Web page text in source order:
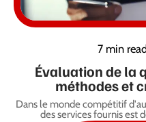
7 min
Évaluation de la
méthodes et
Dans le monde compétitif
des services fournis est